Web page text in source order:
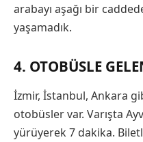
arabayı aşağı bir
yaşamadık.
4. OTOBÜSLE
İzmir, İstanbul, Ankara
otobüsler var. Varışta
yürüyerek 7 dakika.